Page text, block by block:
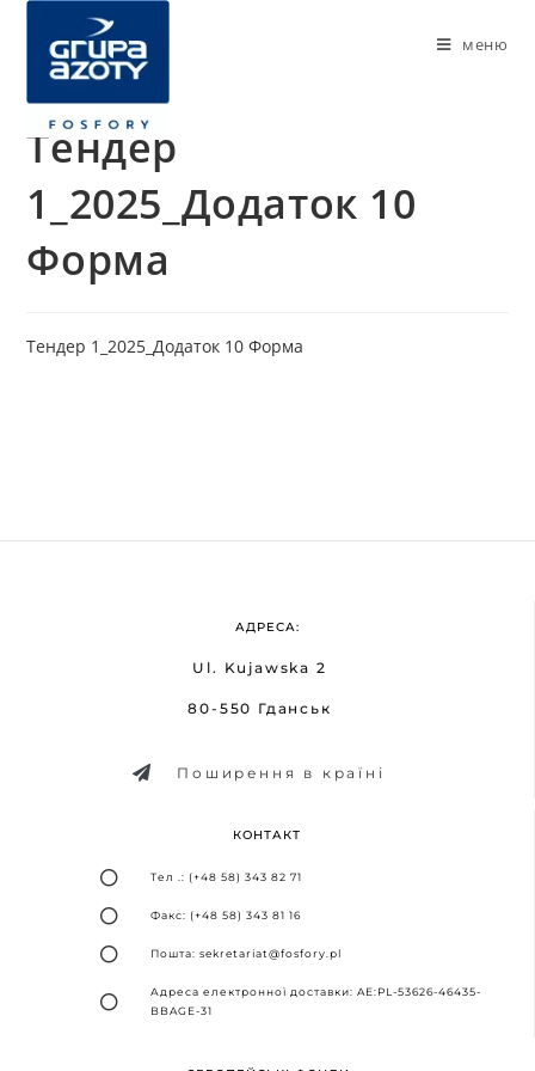
меню
Тендер
1_2025_Додаток 10
Форма
Тендер 1_2025_Додаток 10 Форма
АДРЕСА:
Ul. Kujawska 2
80-550 Гданськ
Поширення в країні
КОНТАКТ
Тел .: (+48 58) 343 82 71
Факс: (+48 58) 343 81 16
Пошта: sekretariat@fosfory.pl
Адреса електронної доставки: AE:PL-53626-46435-
BBAGE-31